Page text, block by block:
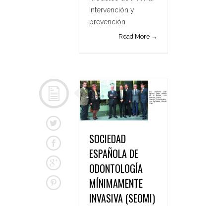
Intervención y
prevención.
Read More →
SOCIEDAD
ESPAÑOLA DE
ODONTOLOGÍA
MÍNIMAMENTE
INVASIVA (SEOMI)